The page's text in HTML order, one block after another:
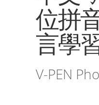
位拼
言學
V-PEN